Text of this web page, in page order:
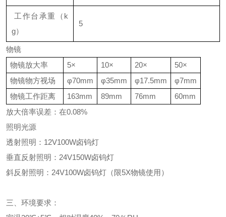
工作台承重（ k
g）
5
物镜
物镜放大率
5× 10× 20×
50×
物镜物方视场
φ70mm φ35mm φ17.5mm
φ7mm
物镜工作距离
163mm 89mm 76mm
60mm
放大倍率误差：在0.08%
照明光源
透射照明： 12V100W卤钨灯
垂直反射照明： 24V150W卤钨灯
斜反射照明： 24V100W卤钨灯（限5X物镜使用）
三、环境要求：